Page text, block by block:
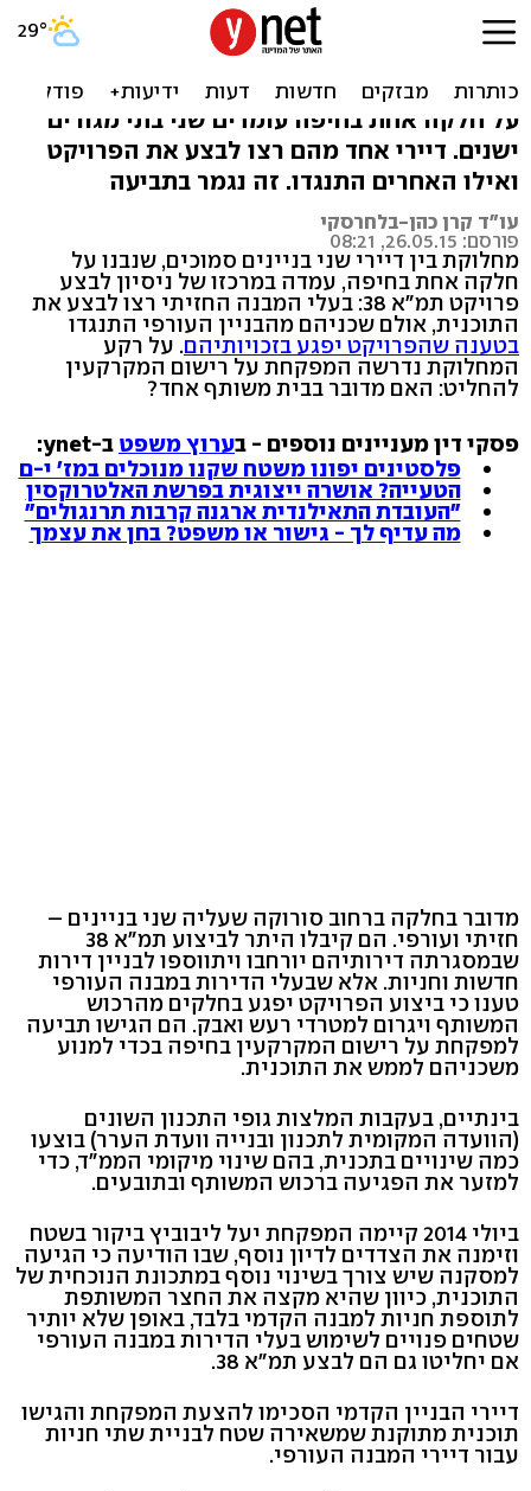
דיירי 2 בניינים התקוטטו:
על חלקה אחת בחיפה עומדים שני בתי מגורים
ישנים. דיירי אחד מהם רצו לבצע את הפרויקט
ואילו האחרים התנגדו. זה נגמר בתביעה
עו"ד קרן כהן-בלחרסקי
פורסם: 26.05.15, 08:21
מחלוקת בין דיירי שני בניינים סמוכים, שנבנו על
חלקה אחת בחיפה, עמדה במרכזו של ניסיון לבצע
פרויקט תמ"א 38: בעלי המבנה החזיתי רצו לבצע את
התוכנית, אולם שכניהם מהבניין העורפי התנגדו
בטענה שהפרויקט יפגע בזכויותיהם. על רקע
המחלוקת נדרשה המפקחת על רישום המקרקעין
להחליט: האם מדובר בבית משותף אחד?
פסקי דין מעניינים נוספים - בערוץ משפט ב-ynet:
פלסטינים יפונו משטח שקנו מנוכלים במז' י-ם
הטעייה? אושרה ייצוגית בפרשת האלטרוקסין
"העובדת התאילנדית ארגנה קרבות תרנגולים"
מה עדיף לך - גישור או משפט? בחן את עצמך
מדובר בחלקה ברחוב סורוקה שעליה שני בניינים –
חזיתי ועורפי. הם קיבלו היתר לביצוע תמ"א 38
שבמסגרתה דירותיהם יורחבו ויתווספו לבניין דירות
חדשות וחניות. אלא שבעלי הדירות במבנה העורפי
טענו כי ביצוע הפרויקט יפגע בחלקים מהרכוש
המשותף ויגרום למטרדי רעש ואבק. הם הגישו תביעה
למפקחת על רישום המקרקעין בחיפה בכדי למנוע
משכניהם לממש את התוכנית.
בינתיים, בעקבות המלצות גופי התכנון השונים
(הוועדה המקומית לתכנון ובנייה וועדת הערר) בוצעו
כמה שינויים בתכנית, בהם שינוי מיקומי הממ"ד, כדי
למזער את הפגיעה ברכוש המשותף ובתובעים.
ביולי 2014 קיימה המפקחת יעל ליבוביץ ביקור בשטח
וזימנה את הצדדים לדיון נוסף, שבו הודיעה כי הגיעה
למסקנה שיש צורך בשינוי נוסף במתכונת הנוכחית של
התוכנית, כיוון שהיא מקצה את החצר המשותפת
לתוספת חניות למבנה הקדמי בלבד, באופן שלא יותיר
שטחים פנויים לשימוש בעלי הדירות במבנה העורפי
אם יחליטו גם הם לבצע תמ"א 38.
דיירי הבניין הקדמי הסכימו להצעת המפקחת והגישו
תוכנית מתוקנת שמשאירה שטח לבניית שתי חניות
עבור דיירי המבנה העורפי.